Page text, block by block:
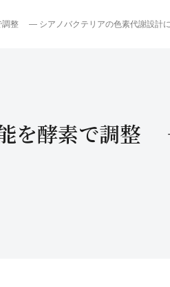
で調整 ― シアノバクテリアの色素代謝設計
能を酵素で調